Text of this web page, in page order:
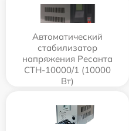
Автоматический
стабилизатор
напряжения Ресанта
СТН-10000/1 (10000
Вт)